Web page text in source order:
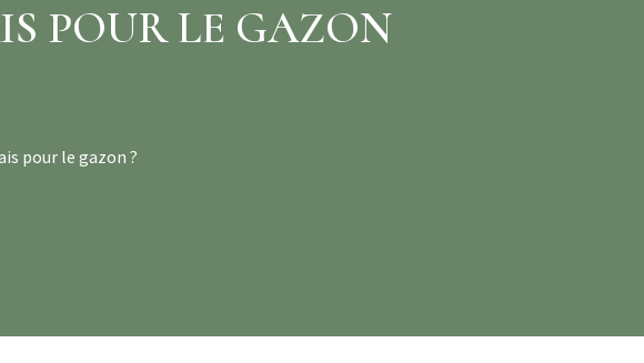
POUR LE GAZON
pour le gazon ?